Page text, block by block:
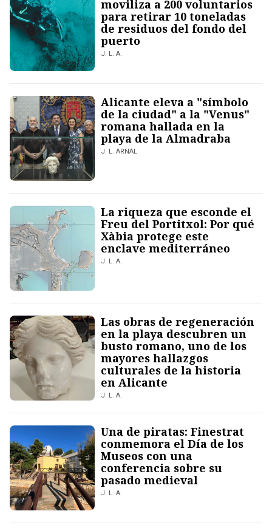
moviliza a 200 voluntarios
para retirar 10 toneladas
de residuos del fondo del
puerto
J. L. A.
Alicante eleva a "símbolo
de la ciudad" a la "Venus"
romana hallada en la
playa de la Almadraba
J. L. ARNAL
La riqueza que esconde el
Freu del Portitxol: Por qué
Xàbia protege este
enclave mediterráneo
J. L. A.
Las obras de regeneración
en la playa descubren un
busto romano, uno de los
mayores hallazgos
culturales de la historia
en Alicante
J. L. A.
Una de piratas: Finestrat
conmemora el Día de los
Museos con una
conferencia sobre su
pasado medieval
J. L. A.